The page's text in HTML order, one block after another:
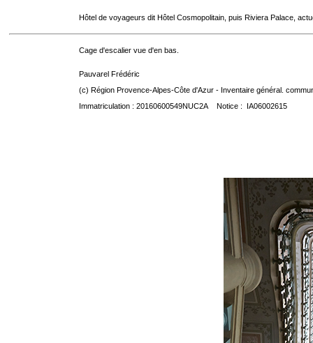
Hôtel de voyageurs dit Hôtel Cosmopolitain, puis Riviera Palace,
Cage d'escalier vue d'en bas.
Pauvarel Frédéric
(c) Région Provence-Alpes-Côte d'Azur - Inventaire général.
Immatriculation : 20160600549NUC2A Notice : IA06002615